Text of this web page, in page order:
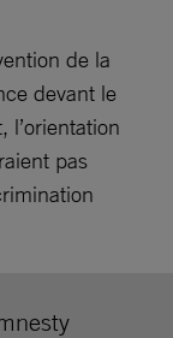
de la
devant le
l’orientation
pas